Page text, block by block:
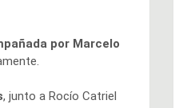
por Marcelo
, junto a Rocío Catriel